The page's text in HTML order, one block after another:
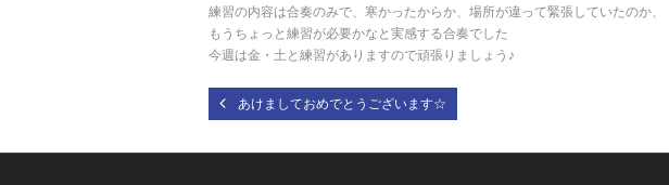
練習の内容は合奏のみで、寒かったからか、場所が違って緊張していたのか、
もうちょっと練習が必要かなと実感する合奏でした
今週は金・土と練習がありますので頑張りましょう♪
あけましておめでとうございます☆